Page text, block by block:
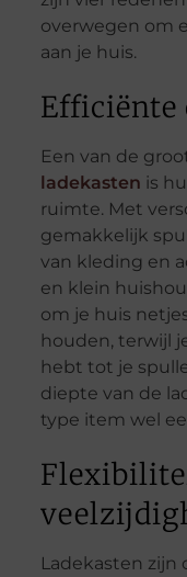
overwegen om
aan je huis.
Efficiënte
Een van de
ladekasten is
ruimte. Met
gemakkelijk
van kleding en
en klein
om je huis
houden, terwijl
hebt tot je
diepte van de
type item wel
Ladekasten zijn